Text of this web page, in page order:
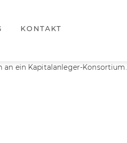
KONTAKT
an ein Kapitalanleger-Konsortium.